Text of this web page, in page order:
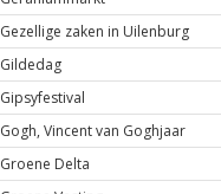
Gezellige zaken in Uilenburg
Gildedag
Gipsyfestival
Gogh, Vincent van Goghjaar
Groene Delta